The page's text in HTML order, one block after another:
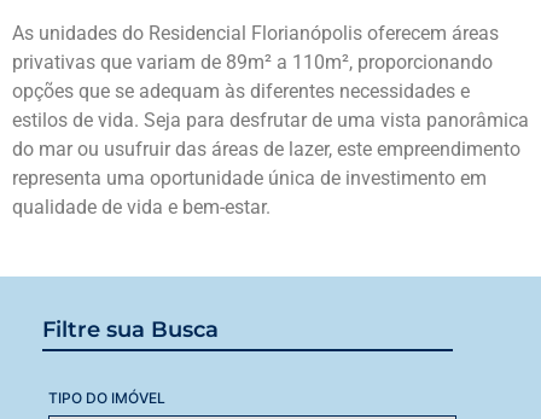
Filtre sua Busca
TIPO DO IMÓVEL
As unidades do Residencial Florianópolis oferecem áreas
privativas que variam de 89m² a 110m², proporcionando
opções que se adequam às diferentes necessidades e
estilos de vida. Seja para desfrutar de uma vista panorâmica
do mar ou usufruir das áreas de lazer, este empreendimento
representa uma oportunidade única de investimento em
qualidade de vida e bem-estar.